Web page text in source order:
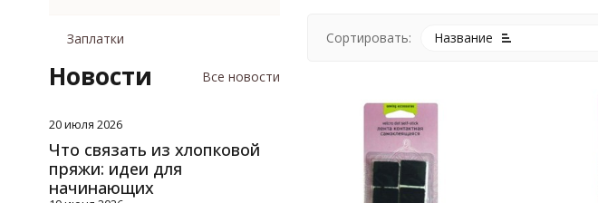
Сортировать: Название
Заплатки
Новости Все новости
20 июля 2026
Что связать из хлопковой
пряжи: идеи для
начинающих